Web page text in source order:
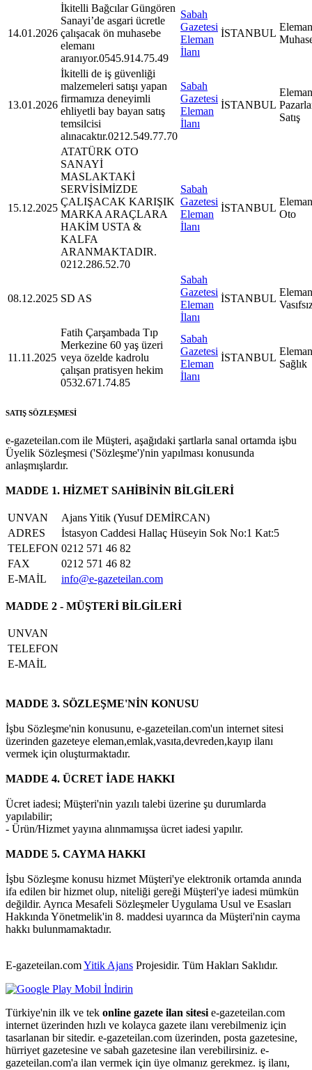
14.01.2026
İkitelli Bağcılar Güngören
Sanayi’de asgari ücretle
çalışacak ön muhasebe
elemanı
aranıyor.0545.914.75.49
Sabah
Gazetesi
Eleman
İlanı
İSTANBUL
13.01.2026
İkitelli de iş güvenliği
malzemeleri satışı yapan
firmamıza deneyimli
ehliyetli bay bayan satış
temsilcisi
alınacaktır.0212.549.77.70
Sabah
Gazetesi
Eleman
İlanı
İSTANBUL
Satış
15.12.2025
ATATÜRK OTO
SANAYİ
MASLAKTAKİ
SERVİSİMİZDE
ÇALIŞACAK KARIŞIK
MARKA ARAÇLARA
HAKİM USTA &
KALFA
ARANMAKTADIR.
0212.286.52.70
Sabah
Gazetesi
Eleman
İlanı
İSTANBUL
Oto
08.12.2025 SD AS
Sabah
Gazetesi
Eleman
İlanı
İSTANBUL
11.11.2025
Fatih Çarşambada Tıp
Merkezine 60 yaş üzeri
veya özelde kadrolu
çalışan pratisyen hekim
0532.671.74.85
Sabah
Gazetesi
Eleman
İlanı
İSTANBUL
Sağlık
SATIŞ SÖZLEŞMESİ
e-gazeteilan.com ile Müşteri, aşağıdaki şartlarla sanal ortamda işbu
Üyelik Sözleşmesi ('Sözleşme')'nin yapılması konusunda
anlaşmışlardır.
MADDE 1. HİZMET SAHİBİNİN BİLGİLERİ
UNVAN
Ajans Yitik (Yusuf DEMİRCAN)
ADRES
İstasyon Caddesi Hallaç Hüseyin Sok No:1 Kat:5
TELEFON 0212 571 46 82
FAX
0212 571 46 82
E-MAİL
info@e-gazeteilan.com
MADDE 2 - MÜŞTERİ BİLGİLERİ
UNVAN
TELEFON
E-MAİL
MADDE 3. SÖZLEŞME'NİN KONUSU
İşbu Sözleşme'nin konusunu, e-gazeteilan.com'un internet sitesi
üzerinden gazeteye eleman,emlak,vasıta,devreden,kayıp ilanı
vermek için oluşturmaktadır.
MADDE 4. ÜCRET İADE HAKKI
Ücret iadesi; Müşteri'nin yazılı talebi üzerine şu durumlarda
yapılabilir;
- Ürün/Hizmet yayına alınmamışsa ücret iadesi yapılır.
MADDE 5. CAYMA HAKKI
İşbu Sözleşme konusu hizmet Müşteri'ye elektronik ortamda anında
ifa edilen bir hizmet olup, niteliği gereği Müşteri'ye iadesi mümkün
değildir. Ayrıca Mesafeli Sözleşmeler Uygulama Usul ve Esasları
Hakkında Yönetmelik'in 8. maddesi uyarınca da Müşteri'nin cayma
hakkı bulunmamaktadır.
E-gazeteilan.comYitik Ajans Projesidir. Tüm Hakları Saklıdır.
Türkiye'nin ilk ve tek online gazete ilan sitesi e-gazeteilan.com
internet üzerinden hızlı ve kolayca gazete ilanı verebilmeniz için
tasarlanan bir sitedir. e-gazeteilan.com üzerinden, posta gazetesine,
hürriyet gazetesine ve sabah gazetesine ilan verebilirsiniz. e-
gazeteilan.com'a ilan vermek için üye olmanız gerekmez. iş ilanı,